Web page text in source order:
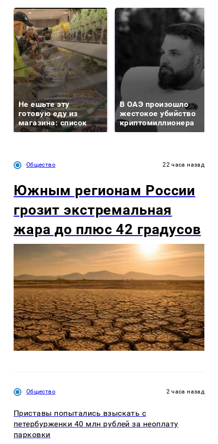
Не ешьте эту
готовую еду из
магазина: список
В ОАЭ произошло
жестокое убийство
криптомиллионера
Общество 22 часа назад
Южным регионам России
грозит экстремальная
жара до плюс 42 градусов
Общество 2 часа назад
Приставы попытались взыскать с
петербурженки 40 млн рублей за неоплату
парковки